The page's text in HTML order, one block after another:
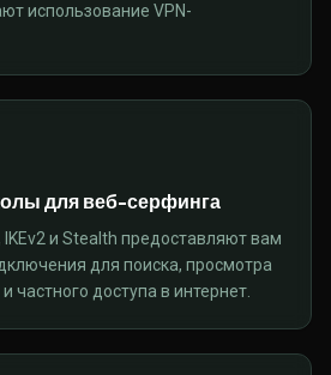
использование VPN-
для веб-серфинга
IKEv2 и Stealth предоставляют вам
для поиска, просмотра
частного доступа в интернет.